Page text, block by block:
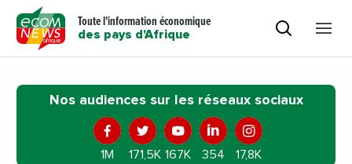
Toute l'information économique
des pays d'Afrique
Nos audiences sur les réseaux sociaux
1M 171,5K 167K 354 17,8K